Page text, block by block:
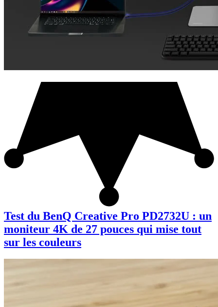
Test du BenQ Creative Pro PD2732U : un
moniteur 4K de 27 pouces qui mise tout
sur les couleurs